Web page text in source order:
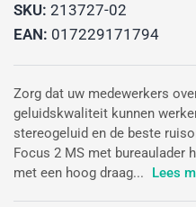
SKU: 213727-02
EAN: 017229171794
Zorg dat uw medewerkers
geluidskwaliteit kunnen
stereogeluid en de beste
Focus 2 MS met bureaulader
met een hoog draag...
Lees